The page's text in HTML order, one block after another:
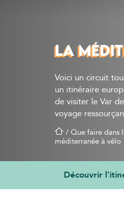
LA
Voici un circuit
un itinéraire
de visiter le Var
voyage
/Que faire dans
méditerranée à vélo
Découvrir